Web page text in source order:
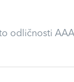
odličnosti